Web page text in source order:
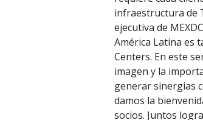
infraestructura de
ejecutiva de
América Latina es
Centers. En este
imagen y la
generar sinergias
damos la
socios. Juntos